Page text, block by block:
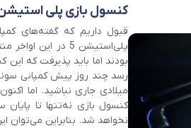
کنسول بازی پلی‌ استیشن 5 تا یک سال آینده هم عرضه نخواهد
قبول داریم که گفته‌های
پلی‌استیشن 5 در
میلادی جاری نباشید. اما
نخواهد شد. بنابراین می‌توان